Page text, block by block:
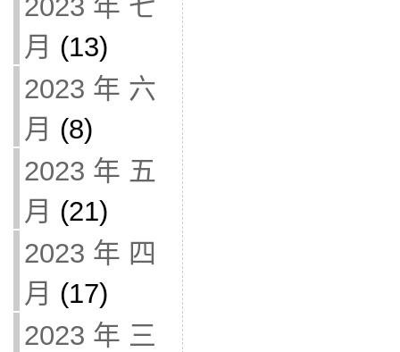
2023 年 七
月 (13)
2023 年 六
月 (8)
2023 年 五
月 (21)
2023 年 四
月 (17)
2023 年 三